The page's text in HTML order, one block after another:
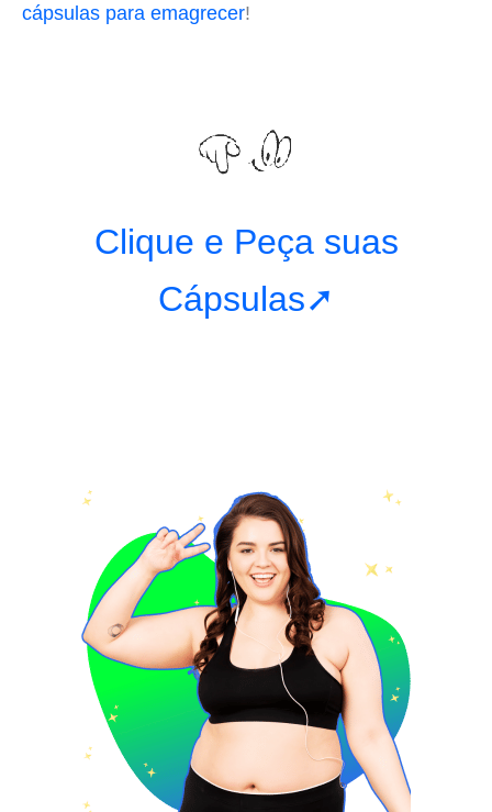
cápsulas para emagrecer!
Clique e Peça suas
Cápsulas➚